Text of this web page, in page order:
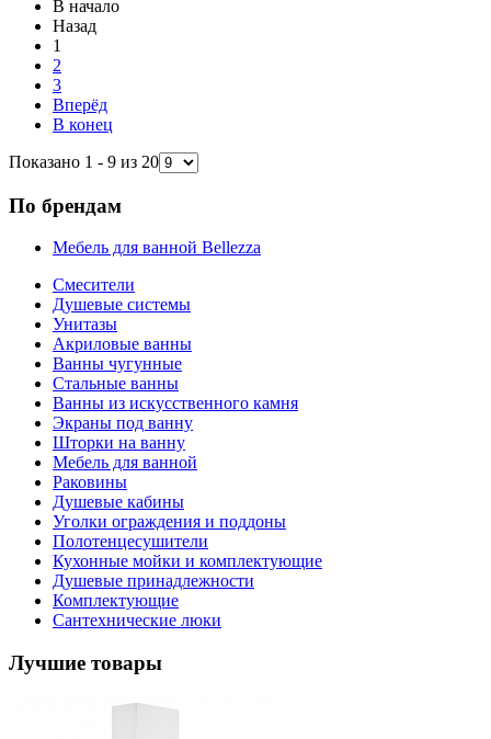
В начало
Назад
1
2
3
Вперёд
В конец
Показано 1 - 9 из 20
По брендам
Мебель для ванной Bellezza
Смесители
Душевые системы
Унитазы
Акриловые ванны
Ванны чугунные
Стальные ванны
Ванны из искусственного камня
Экраны под ванну
Шторки на ванну
Мебель для ванной
Раковины
Душевые кабины
Уголки ограждения и поддоны
Полотенцесушители
Кухонные мойки и комплектующие
Душевые принадлежности
Комплектующие
Сантехнические люки
Лучшие товары